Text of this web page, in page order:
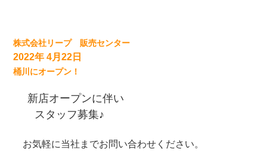
株式会社リープ 販売センター
2022年 4月22日
桶川にオープン！
新店オープンに伴い
スタッフ募集♪
お気軽に当社までお問い合わせください。